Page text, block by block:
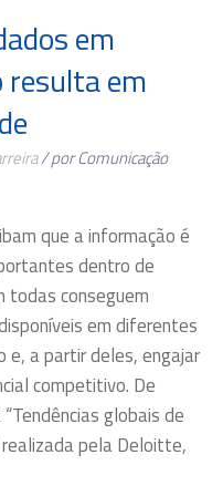
em
em
/ por Comunicação
que a informação é
dentro de
todas conseguem
em diferentes
e, a partir deles, engajar
competitivo. De
globais de
pela Deloitte,